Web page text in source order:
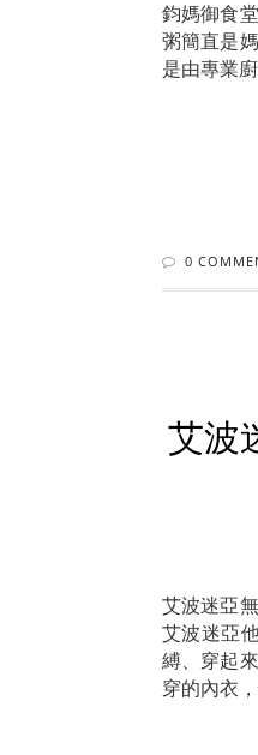
鈞媽御食
粥簡直是
是由專業
0
艾波
艾波迷亞
艾波迷亞
縛、穿起
穿的內衣